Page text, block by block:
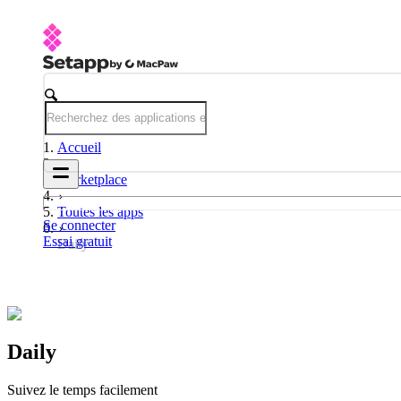
Se connecter
Essai gratuit
Accueil
Marketplace
Toutes les apps
Daily
Daily
Suivez le temps facilement